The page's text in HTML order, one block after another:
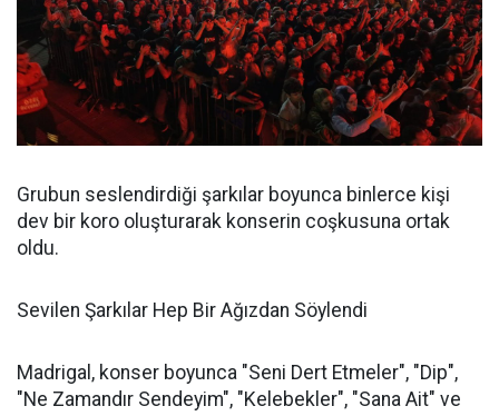
Grubun seslendirdiği şarkılar boyunca binlerce kişi
dev bir koro oluşturarak konserin coşkusuna ortak
oldu.
Sevilen Şarkılar Hep Bir Ağızdan Söylendi
Madrigal, konser boyunca "Seni Dert Etmeler", "Dip",
"Ne Zamandır Sendeyim", "Kelebekler", "Sana Ait" ve